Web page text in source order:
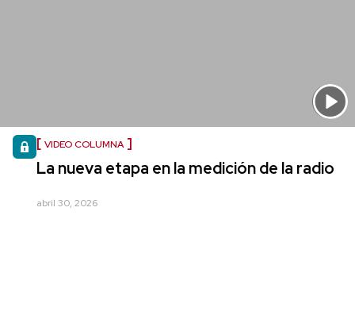
VIDEO COLUMNA
La nueva etapa en la medición de la radio
abril 30, 2026